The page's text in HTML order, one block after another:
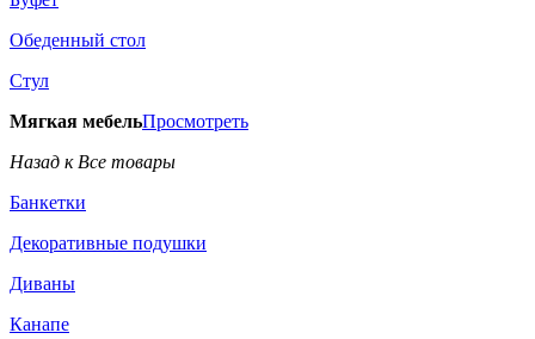
Обеденный стол
Стул
Мягкая мебельПросмотреть
Назад к Все товары
Банкетки
Декоративные подушки
Диваны
Канапе